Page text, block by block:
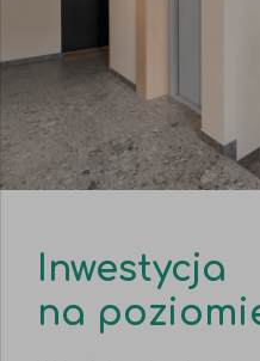
Inwestycja
na